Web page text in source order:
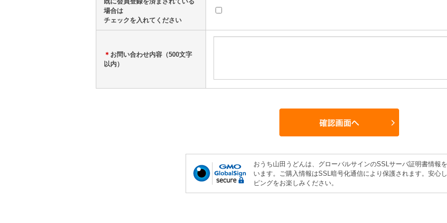
場合は
チェックを入れてください
＊ お問い合わせ内容（500文字
以内）
おうち山田うどんは、グローバルサインのSSLサーバ証明書情報
います。ご購入情報はSSL暗号化通信により保護されます。安心
ピングをお楽しみください。